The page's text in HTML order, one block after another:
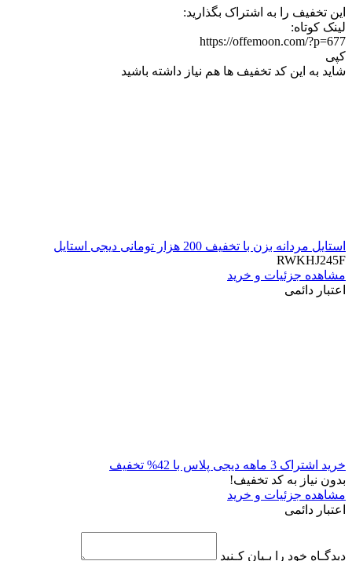
این تخفیف را به اشتراک بگذارید:
لینک کوتاه:
https://offemoon.com/?p=677
کپی
شاید به این کد تخفیف ها هم نیاز داشته باشید
استایل مردانه بزن با تخفیف 200 هزار تومانی دیجی استایل
RWKHJ245F
مشاهده جزئیات و خرید
اعتبار دائمی
خرید اشتراک 3 ماهه دیجی پلاس با 42% تخفیف
بدون نیاز به کد تخفیف!
مشاهده جزئیات و خرید
اعتبار دائمی
دیدگـاه خود را بـیان کـنید